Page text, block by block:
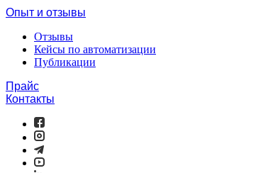
Опыт и отзывы
Отзывы
Кейсы по автоматизации
Публикации
Прайс
Контакты